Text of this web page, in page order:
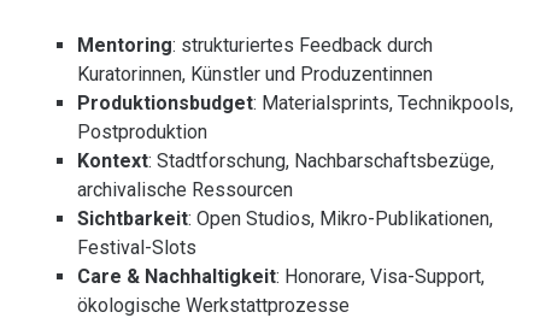
Mentoring: strukturiertes Feedback durch
Kuratorinnen, Künstler und Produzentinnen
Produktionsbudget: Materialsprints, Technikpools,
Postproduktion
Kontext: Stadtforschung, Nachbarschaftsbezüge,
archivalische Ressourcen
Sichtbarkeit: Open Studios, Mikro-Publikationen,
Festival-Slots
Care & Nachhaltigkeit: Honorare, Visa-Support,
ökologische Werkstattprozesse